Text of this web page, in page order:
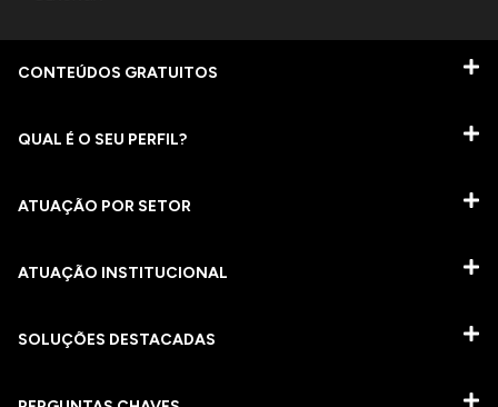
CONTEÚDOS GRATUITOS
QUAL É O SEU PERFIL?
ATUAÇÃO POR SETOR
ATUAÇÃO INSTITUCIONAL
SOLUÇÕES DESTACADAS